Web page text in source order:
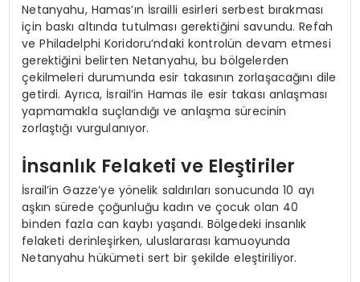
Netanyahu, Hamas’ın İsrailli esirleri serbest bırakması
için baskı altında tutulması gerektiğini savundu. Refah
ve Philadelphi Koridoru’ndaki kontrolün devam etmesi
gerektiğini belirten Netanyahu, bu bölgelerden
çekilmeleri durumunda esir takasının zorlaşacağını dile
getirdi. Ayrıca, İsrail’in Hamas ile esir takası anlaşması
yapmamakla suçlandığı ve anlaşma sürecinin
zorlaştığı vurgulanıyor.
İnsanlık Felaketi ve Eleştiriler
İsrail’in Gazze’ye yönelik saldırıları sonucunda 10 ayı
aşkın sürede çoğunluğu kadın ve çocuk olan 40
binden fazla can kaybı yaşandı. Bölgedeki insanlık
felaketi derinleşirken, uluslararası kamuoyunda
Netanyahu hükümeti sert bir şekilde eleştiriliyor.